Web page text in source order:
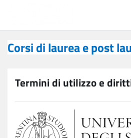
Corsi di laurea e post
Termini di utilizzo e